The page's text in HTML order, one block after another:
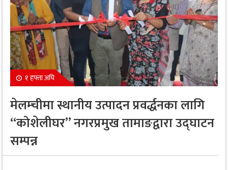
१ हफ्ता अघि
मेलम्चीमा स्थानीय उत्पादन प्रवर्द्धनका लागि
“कोशेलीघर” नगरप्रमुख तामाङद्वारा उद्घाटन
सम्पन्न